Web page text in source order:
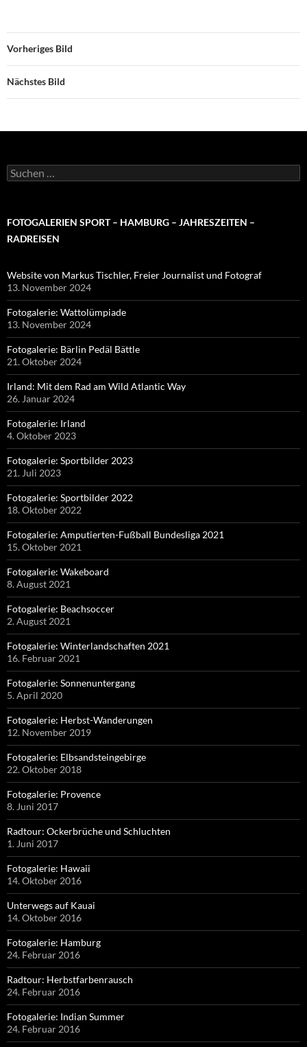
Vorheriges Bild
Nächstes Bild
Suchen
nach:
FOTOGALERIEN SPORT – HAMBURG – JAHRESZEITEN –
RADREISEN
Website von Markus Tischler, Freier Journalist und Fotograf
13. November 2024
Fotogalerie: Wattolümpiade
13. November 2024
Fotogalerie: Bärlin Pedäl Bättle
21. Oktober 2024
Irland: Mit dem Rad am Wild Atlantic Way
26. Januar 2024
Fotogalerie: Irland
4. Oktober 2023
Fotogalerie: Sportbilder 2023
21. Juli 2023
Fotogalerie: Sportbilder 2022
18. Oktober 2022
Fotogalerie: Amputierten-Fußball Bundesliga 2021
15. Oktober 2021
Fotogalerie: Wakeboard
8. August 2021
Fotogalerie: Beachsoccer
2. August 2021
Fotogalerie: Winterlandschaften 2021
16. Februar 2021
Fotogalerie: Sonnenuntergang
5. April 2020
Fotogalerie: Herbst-Wanderungen
12. November 2019
Fotogalerie: Elbsandsteingebirge
22. Oktober 2018
Fotogalerie: Provence
8. Juni 2017
Radtour: Ockerbrüche und Schluchten
1. Juni 2017
Fotogalerie: Hawaii
14. Oktober 2016
Unterwegs auf Kauai
14. Oktober 2016
Fotogalerie: Hamburg
24. Februar 2016
Radtour: Herbstfarbenrausch
24. Februar 2016
Fotogalerie: Indian Summer
24. Februar 2016